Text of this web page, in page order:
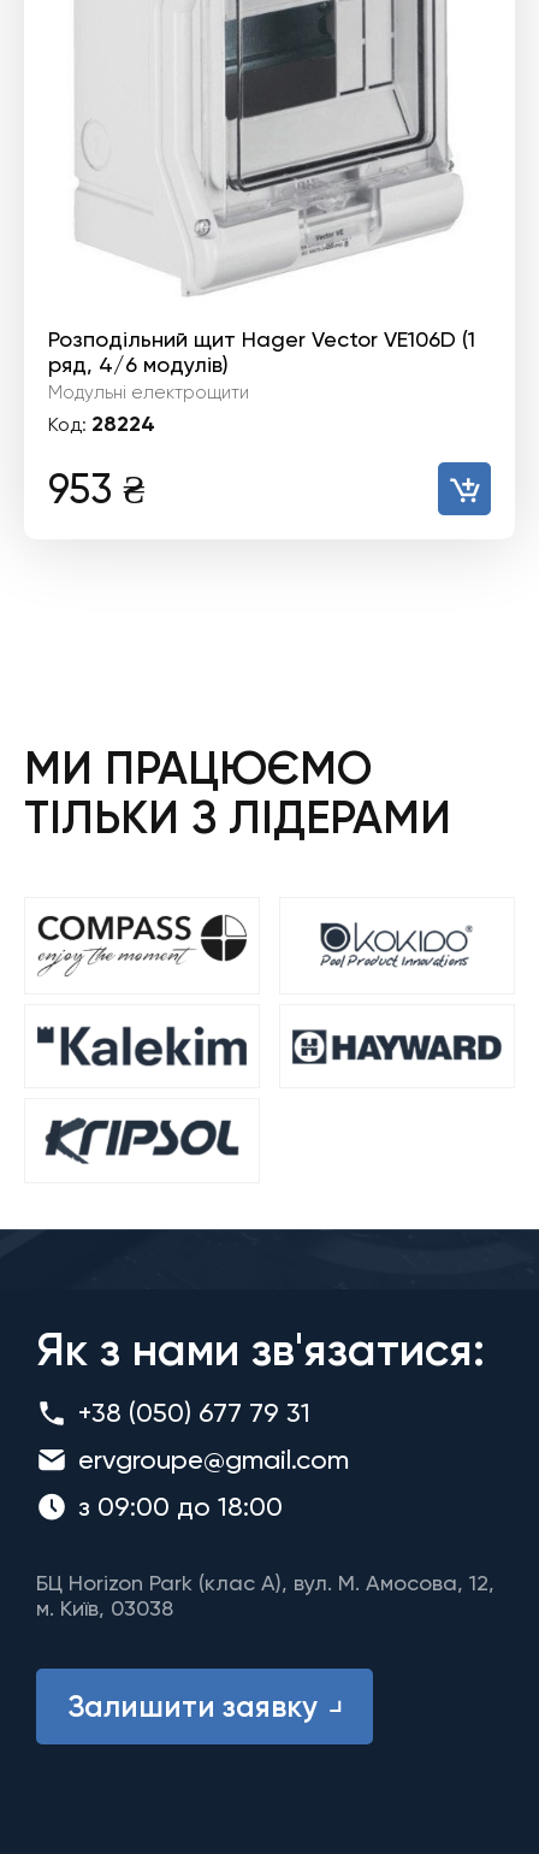
Розподільний щит Hager Vector VE106D (1
ряд, 4/6 модулів)
Модульні електрощити
Код: 28224
953 ₴
МИ ПРАЦЮЄМО
ТІЛЬКИ З ЛІДЕРАМИ
Як з нами зв'язатися:
+38 (050) 677 79 31
ervgroupe@gmail.com
з 09:00 до 18:00
БЦ Horizon Park (клас A), вул. М. Амосова, 12,
м. Київ, 03038
Залишити заявку